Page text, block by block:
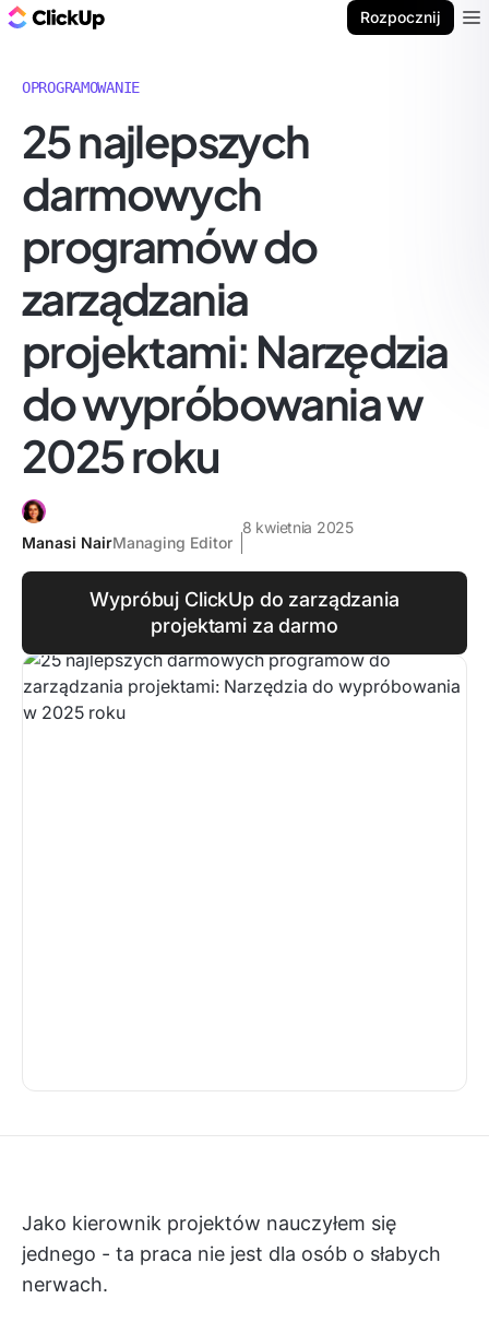
Rozpocznij
OPROGRAMOWANIE
25 najlepszych
darmowych
programów do
zarządzania
projektami: Narzędzia
do wypróbowania w
2025 roku
Manasi NairManaging Editor
8 kwietnia 2025
Wypróbuj ClickUp do zarządzania
projektami za darmo
Jako kierownik projektów nauczyłem się
jednego - ta praca nie jest dla osób o słabych
nerwach.